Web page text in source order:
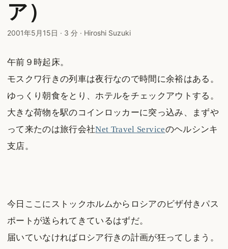
ア）
2001年5月15日 · 3 分 · Hiroshi Suzuki
午前９時起床。
モスクワ行きの列車は夜行なので時間に余裕はある。
ゆっくり朝食をとり、ホテルをチェックアウトする。
大きな荷物を駅のコインロッカーに突っ込み、まずや
って来たのは旅行会社Net Travel Serviceのヘルシンキ
支店。
今日ここにストックホルムからロシアのビザ付きパス
ポートが送られてきているはずだ。
届いていなければロシア行きの計画が狂ってしまう。